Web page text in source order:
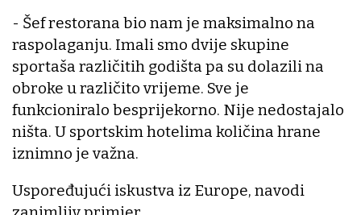
- Šef restorana bio nam je maksimalno na
raspolaganju. Imali smo dvije skupine
sportaša različitih godišta pa su dolazili na
obroke u različito vrijeme. Sve je
funkcioniralo besprijekorno. Nije nedostajalo
ništa. U sportskim hotelima količina hrane
iznimno je važna.
Uspoređujući iskustva iz Europe, navodi